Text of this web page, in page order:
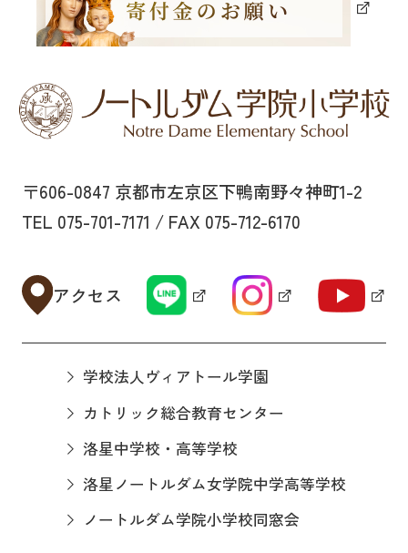
〒606-0847 京都市左京区下鴨南野々神町1-2
TEL 075-701-7171 / FAX 075-712-6170
アクセス
学校法人ヴィアトール学園
カトリック総合教育センター
洛星中学校・高等学校
洛星ノートルダム女学院中学高等学校
ノートルダム学院小学校同窓会